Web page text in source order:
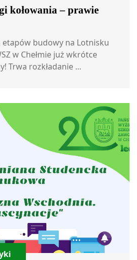
kołowania – prawie
etapów budowy na Lotnisku
w Chełmie już wkrótce
Trwa rozkładanie ...